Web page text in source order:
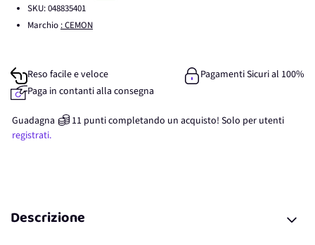
SKU:048835401
Marchio : CEMON
Reso facile e veloce
Pagamenti Sicuri al 100%
Paga in contanti alla consegna
Guadagna 11 punticompletando un acquisto! Solo per utenti
registrati.
Descrizione